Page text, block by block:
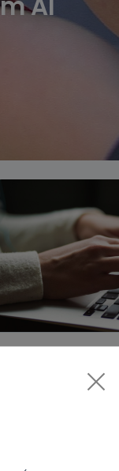
Zarzuty dla